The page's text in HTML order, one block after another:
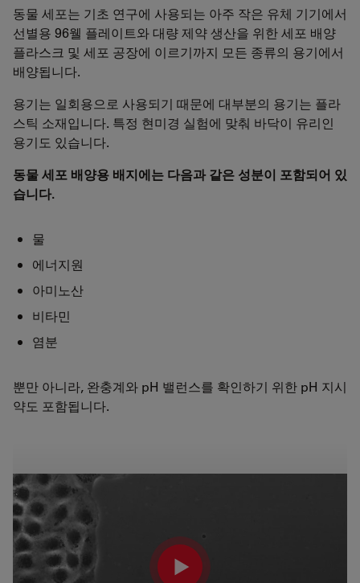
동물 세포는 기초 연구에 사용되는 아주 작은 유체 기기에서
선별용 96웰 플레이트와 대량 제약 생산을 위한 세포 배양
플라스크 및 세포 공장에 이르기까지 모든 종류의 용기에서
배양됩니다.
용기는 일회용으로 사용되기 때문에 대부분의 용기는 플라
스틱 소재입니다. 특정 현미경 실험에 맞춰 바닥이 유리인
용기도 있습니다.
동물 세포 배양용 배지에는 다음과 같은 성분이 포함되어 있
습니다.
물
에너지원
아미노산
비타민
염분
뿐만 아니라, 완충계와 pH 밸런스를 확인하기 위한 pH 지시
약도 포함됩니다.